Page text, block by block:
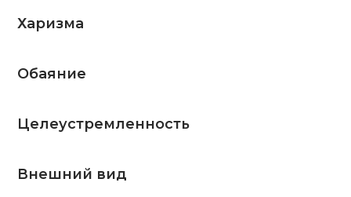
Харизма
Обаяние
Целеустремленность
Внешний вид